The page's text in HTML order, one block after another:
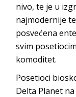
nivo, te je u
najmodernije
posvećena
svim
komoditet.
Posetioci
Delta Planet